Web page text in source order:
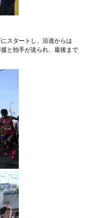
スタートし、沿道からは
と拍手が送られ、最後まで